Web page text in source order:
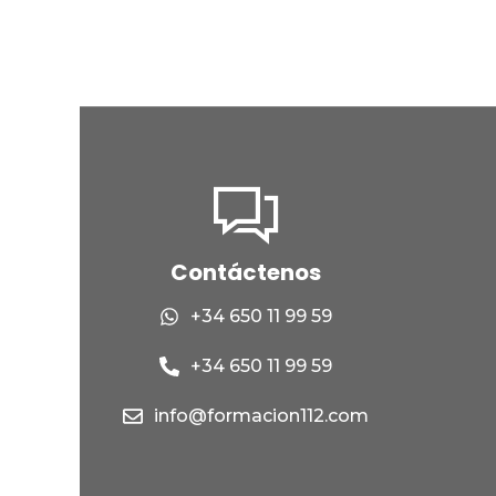
Contáctenos
+34 650 11 99 59
+34 650 11 99 59
info@formacion112.com